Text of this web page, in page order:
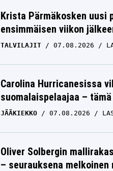
Krista Pärmäkosken uusi
ensimmäisen viikon
TALVILAJIT 07.08.2026
Carolina Hurricanesissa
suomalaispelaajaa –
JÄÄKIEKKO 07.08.2026
Oliver Solbergin
– seurauksena melkoinen